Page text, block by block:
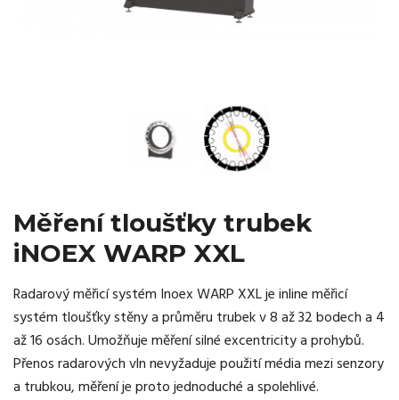
Měření tloušťky trubek
iNOEX WARP XXL
Radarový měřicí systém Inoex WARP XXL je inline měřicí
systém tloušťky stěny a průměru trubek v 8 až 32 bodech a 4
až 16 osách. Umožňuje měření silné excentricity a prohybů.
Přenos radarových vln nevyžaduje použití média mezi senzory
a trubkou, měření je proto jednoduché a spolehlivé.